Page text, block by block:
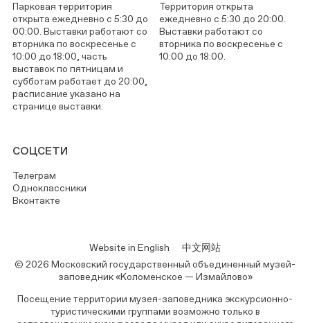
Парковая территория
открыта ежедневно с 5:30 до
00:00. Выставки работают со
вторника по воскресенье с
10:00 до 18:00, часть
выставок по пятницам и
субботам работает до 20:00,
расписание указано на
странице выставки.
Территория открыта
ежедневно с 5:30 до 20:00.
Выставки работают со
вторника по воскресенье с
10:00 до 18:00.
СОЦСЕТИ
Телеграм
Одноклассники
Вконтакте
Website in English
中文网站
© 2026 Московский государственный объединенный музей-
заповедник «Коломенское — Измайлово»
Посещение территории музея-заповедника экскурсионно-
туристическими группами возможно только в